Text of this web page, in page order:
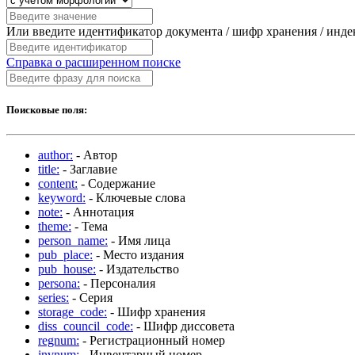
Или введите идентификатор документа / шифр хранения /
Справка о расширенном поиске
Поисковые поля:
author: - Автор
title: - Заглавие
content: - Содержание
keyword: - Ключевые слова
note: - Аннотация
theme: - Тема
person_name: - Имя лица
pub_place: - Место издания
pub_house: - Издательство
persona: - Персоналия
series: - Серия
storage_code: - Шифр хранения
diss_council_code: - Шифр диссовета
regnum: - Регистрационный номер